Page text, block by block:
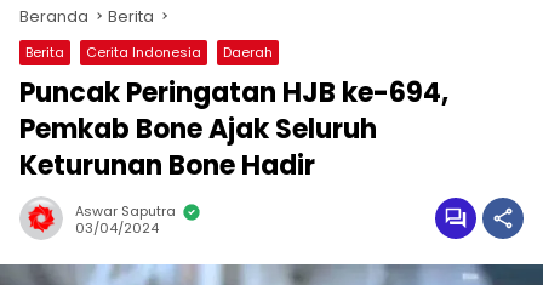
Beranda Berita
Berita Cerita Indonesia Daerah
Puncak Peringatan HJB ke-694,
Pemkab Bone Ajak Seluruh
Keturunan Bone Hadir
Aswar Saputra
03/04/2024